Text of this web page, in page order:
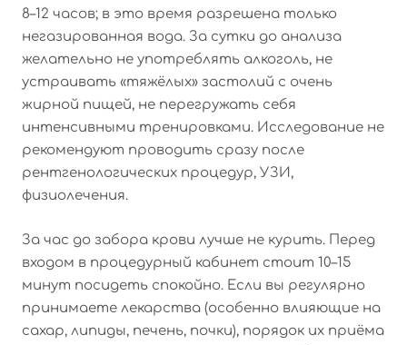
8–12 часов; в это время разрешена только
негазированная вода. За сутки до анализа
желательно не употреблять алкоголь, не
устраивать «тяжёлых» застолий с очень
жирной пищей, не перегружать себя
интенсивными тренировками. Исследование не
рекомендуют проводить сразу после
рентгенологических процедур, УЗИ,
физиолечения.
За час до забора крови лучше не курить. Перед
входом в процедурный кабинет стоит 10–15
минут посидеть спокойно. Если вы регулярно
принимаете лекарства (особенно влияющие на
сахар, липиды, печень, почки), порядок их приёма